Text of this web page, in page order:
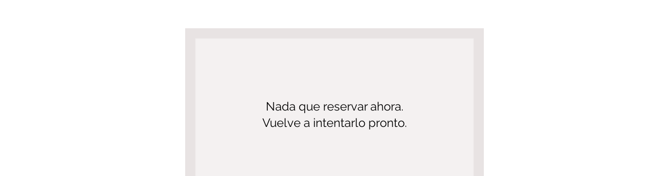
Nada que reservar ahora.
Vuelve a intentarlo pronto.